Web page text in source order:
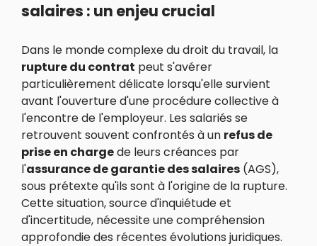
salaires : un enjeu crucial
Dans le monde complexe du droit du travail, la
rupture du contrat peut s'avérer
particulièrement délicate lorsqu'elle survient
avant l'ouverture d'une procédure collective à
l'encontre de l'employeur. Les salariés se
retrouvent souvent confrontés à un refus de
prise en chargede leurs créances par
l'assurance de garantie des salaires(AGS),
sous prétexte qu'ils sont à l'origine de la rupture.
Cette situation, source d'inquiétude et
d'incertitude, nécessite une compréhension
approfondie des récentes évolutions juridiques.